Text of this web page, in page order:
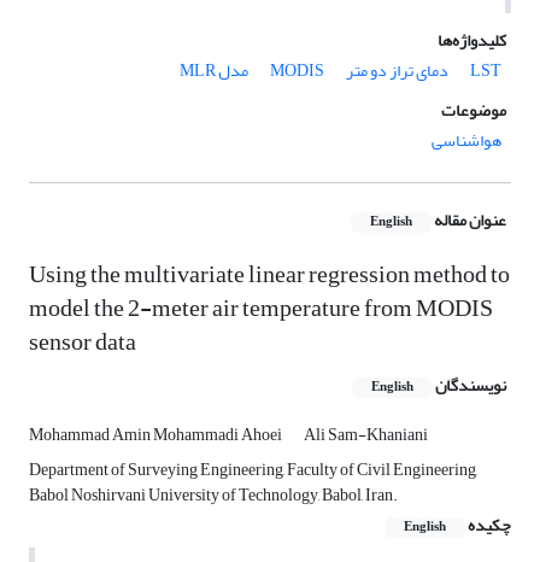
کلیدواژه‌ها
LST
دمای تراز دو متر MODIS
مدل MLR
موضوعات
هواشناسی
عنوان مقاله English
Using the multivariate linear regression method to
model the 2-meter air temperature from MODIS
sensor data
نویسندگان English
Mohammad Amin Mohammadi Ahoei
Ali Sam-Khaniani
Department of Surveying Engineering, Faculty of Civil Engineering,
Babol Noshirvani University of Technology, Babol, Iran.
چکیده
English